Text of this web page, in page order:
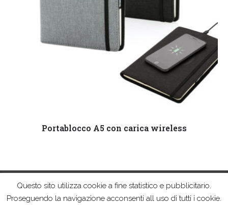
Leggi tutto
Portablocco A5 con carica wireless
© Pro&motion Srl | All Rights Reserved | Via E. Reginato, 85/H 31100
Questo sito utilizza cookie a fine statistico e pubblicitario.
Proseguendo la navigazione acconsenti all uso di tutti i cookie.